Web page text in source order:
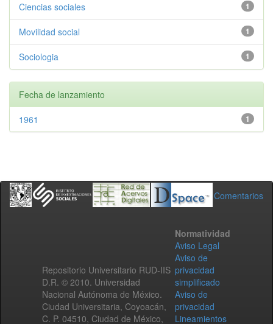
1
Ciencias sociales
1
Movilidad social
1
Sociologia
Fecha de lanzamiento
1
1961
Comentarios
Repositorio Universitario RUD-IIS
D.R. © 2010. Universidad
Nacional Autónoma de México.
Ciudad Universitaria, Coyoacán,
C. P. 04510, Ciudad de México,
Normatividad
Aviso Legal
Aviso de
privacidad
simplificado
Aviso de
privacidad
Lineamientos